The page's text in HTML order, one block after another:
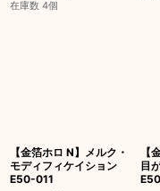
在庫数 4個
【金箔ホロ N】メルク・
モディフィケイション
E50-011
【
目